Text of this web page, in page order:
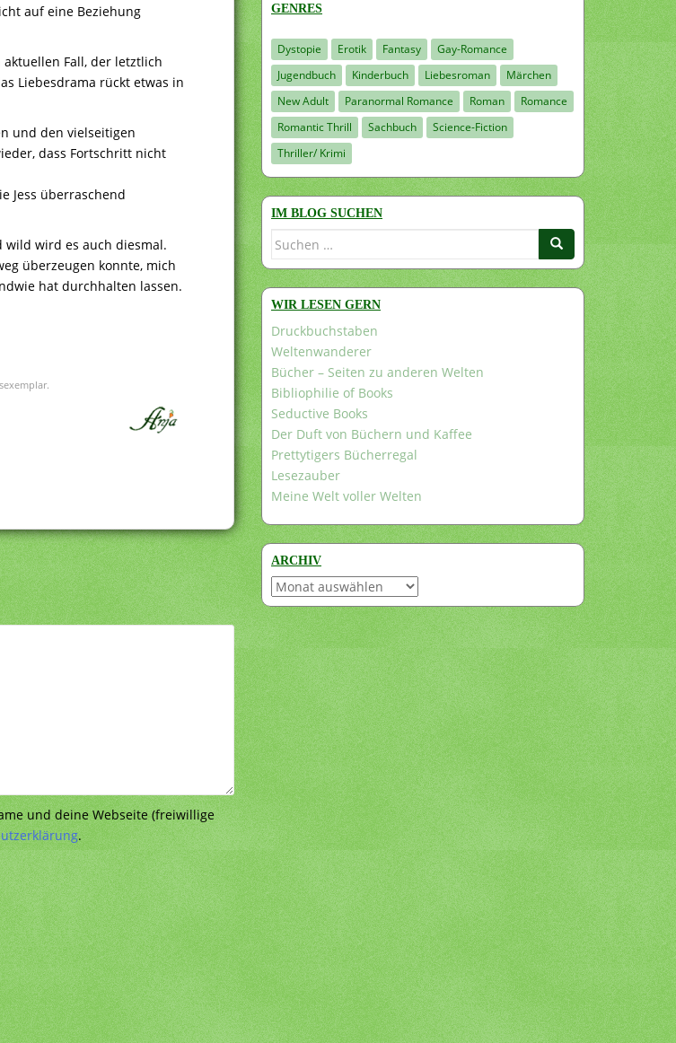
auf eine Beziehung
Fall, der letztlich
Liebesdrama rückt etwas in
und den vielseitigen
dass Fortschritt nicht
Jess überraschend
wild wird es auch diesmal.
überzeugen konnte, mich
hat durchhalten lassen.
und deine Webseite (freiwillige
.
GENRES
Dystopie Erotik Fantasy
Gay-Romance
Jugendbuch
Kinderbuch Liebesroman
Märchen
New Adult
Paranormal Romance Roman
Romance
Romantic Thrill
Sachbuch
Science-Fiction
Thriller/ Krimi
IM BLOG SUCHEN
Suchen
WIR LESEN GERN
Druckbuchstaben
Weltenwanderer
Bücher – Seiten zu anderen Welten
Bibliophilie of Books
Seductive Books
Der Duft von Büchern und Kaffee
Prettytigers Bücherregal
Lesezauber
Meine Welt voller Welten
ARCHIV
Archiv